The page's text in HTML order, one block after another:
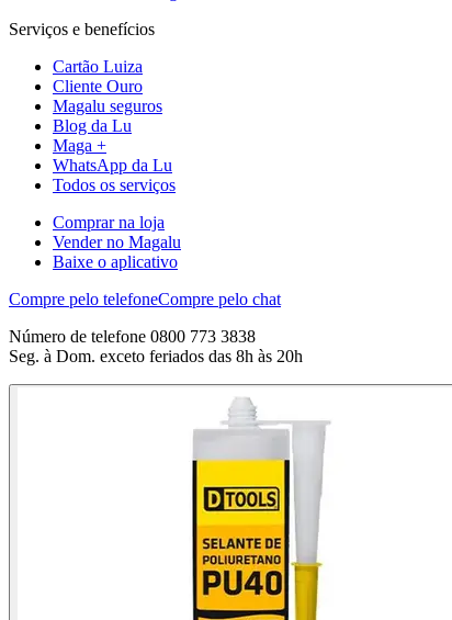
Serviços e benefícios
Cartão Luiza
Cliente Ouro
Magalu seguros
Blog da Lu
Maga +
WhatsApp da Lu
Todos os serviços
Comprar na loja
Vender no Magalu
Baixe o aplicativo
Compre pelo telefoneCompre pelo chat
Número de telefone 0800 773 3838
Seg. à Dom. exceto feriados das 8h às 20h